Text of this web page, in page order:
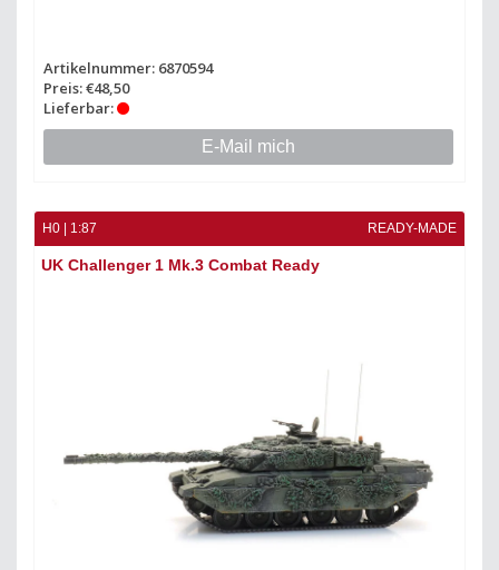
Artikelnummer: 6870594
Preis: €48,50
Lieferbar:
E-Mail mich
H0 | 1:87 READY-MADE
UK Challenger 1 Mk.3 Combat Ready